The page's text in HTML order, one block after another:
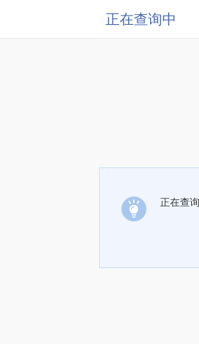
正在查询中
正在查